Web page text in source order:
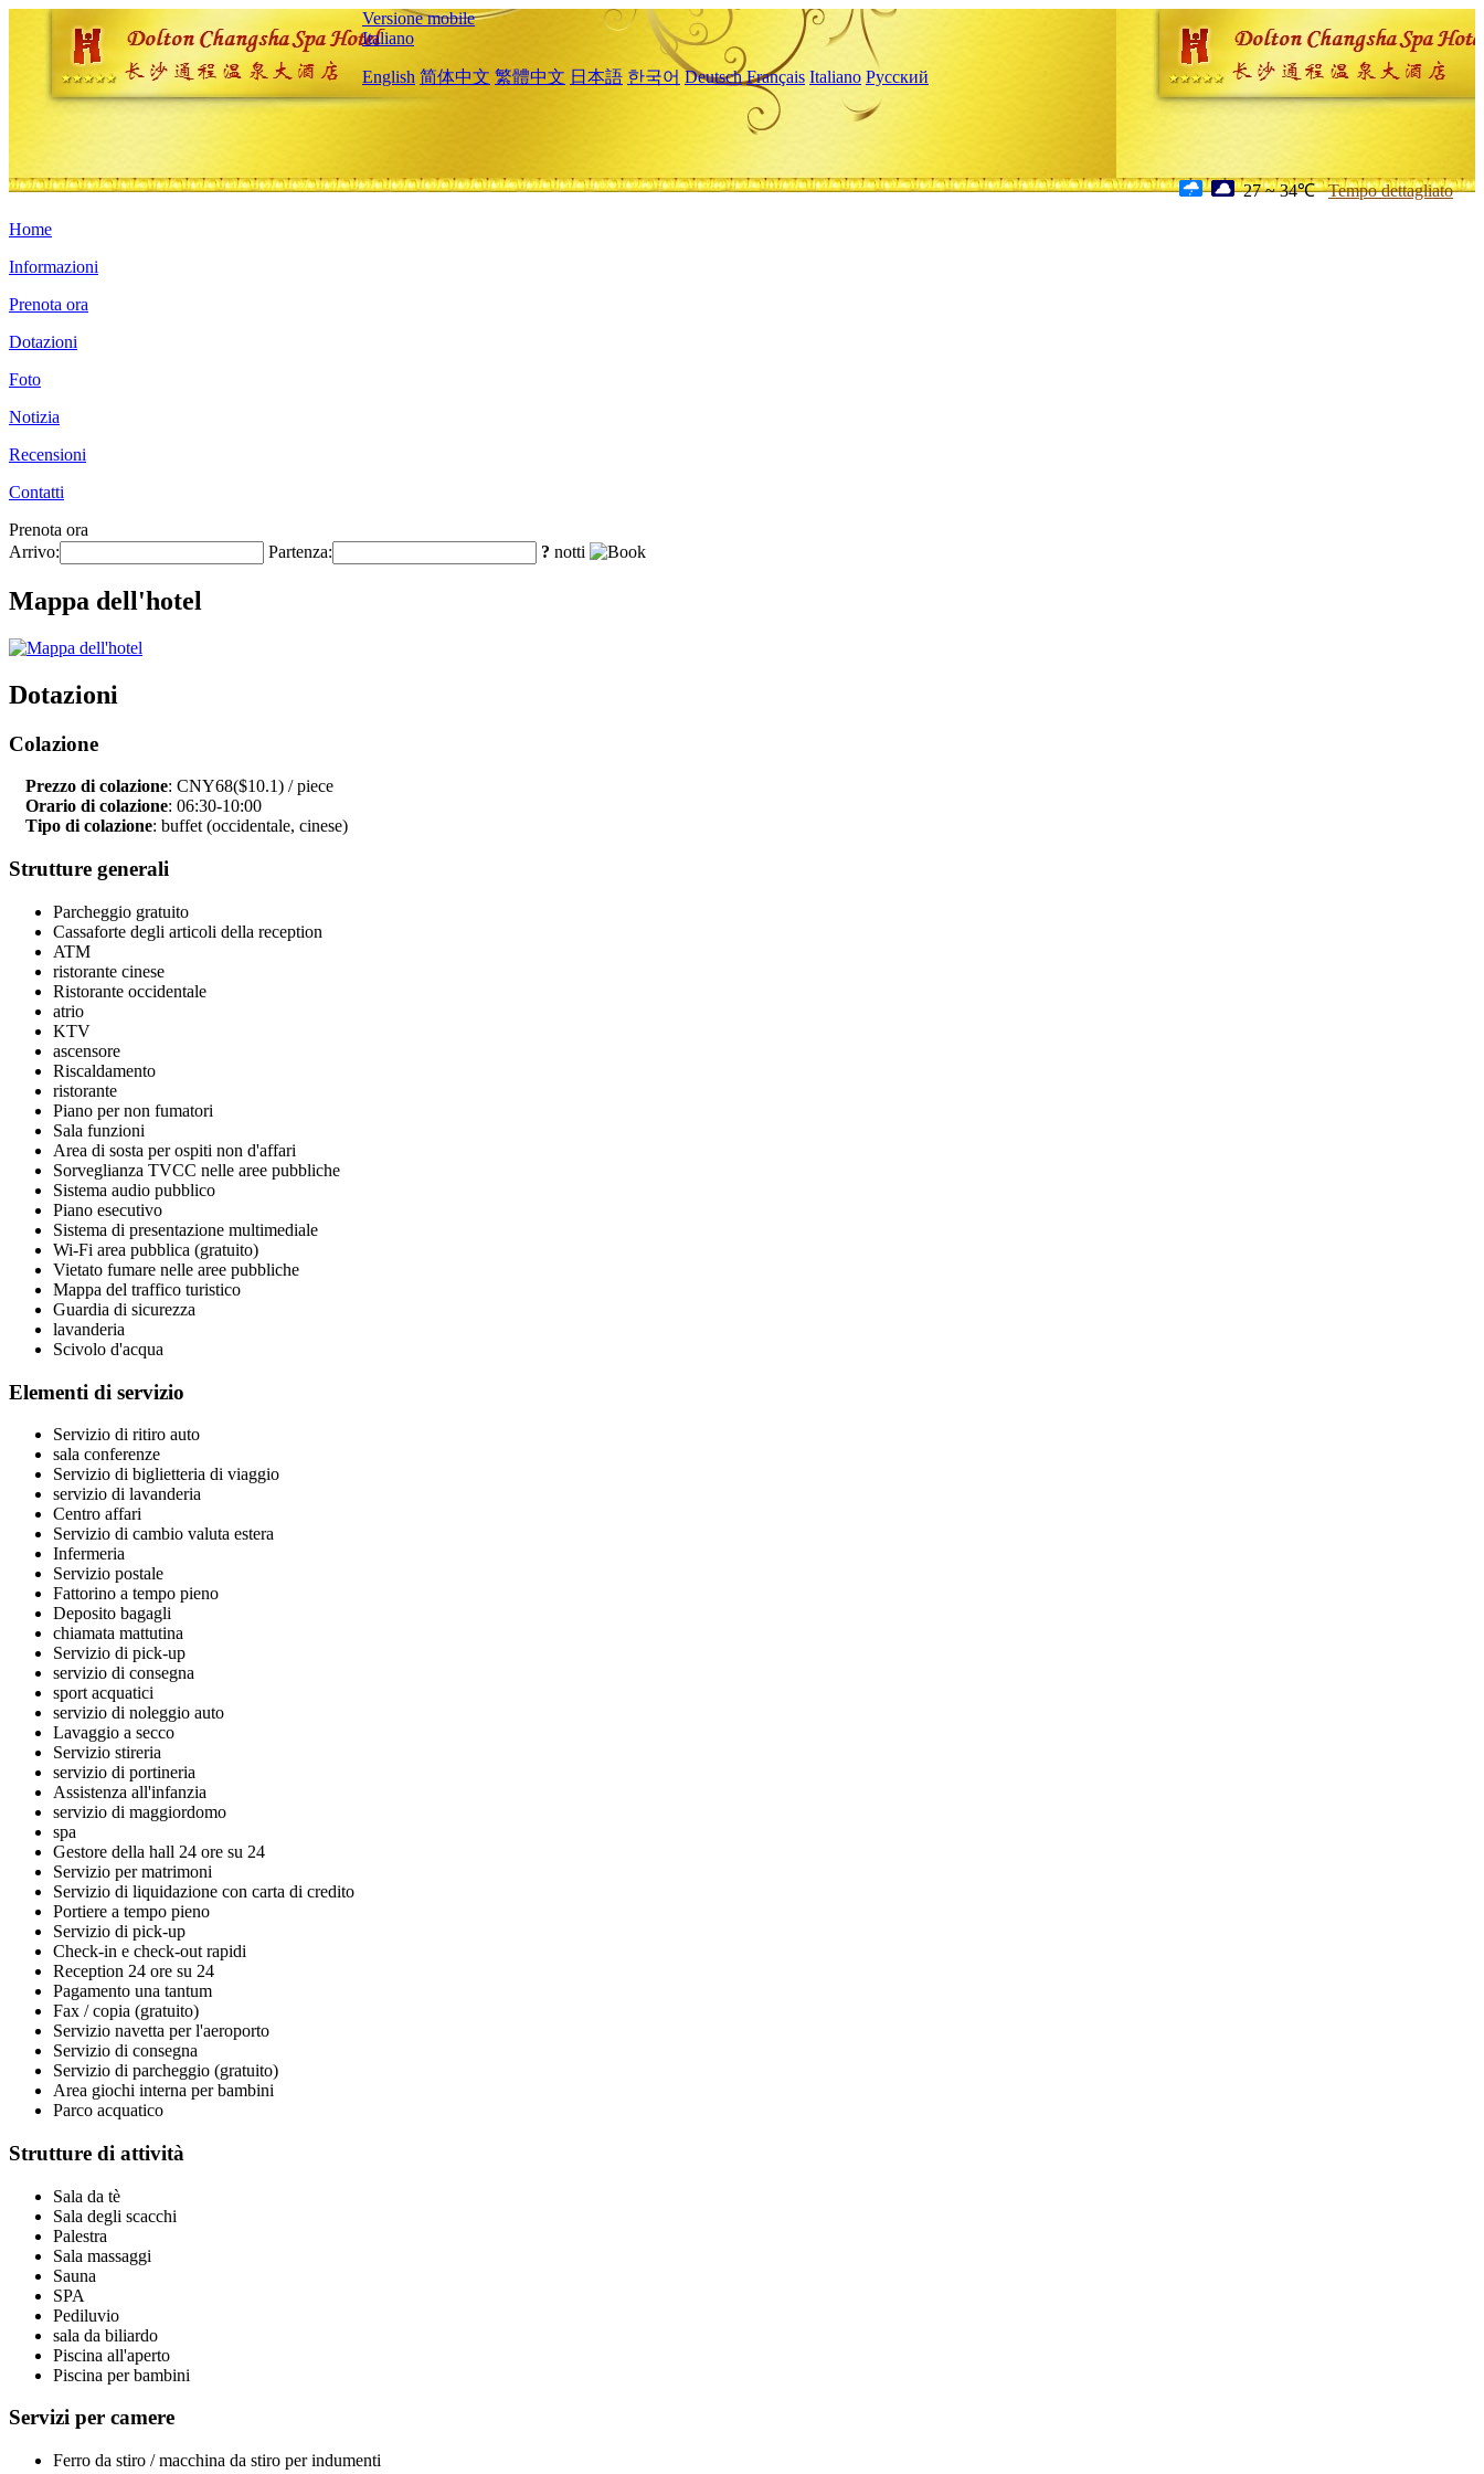
Versione mobile
Italiano
English 简体中文 繁體中文 日本語 한국어 Deutsch Français Italiano Русский
27 ~ 34℃ Tempo dettagliato
Home
Informazioni
Prenota ora
Dotazioni
Foto
Notizia
Recensioni
Contatti
Prenota ora
Arrivo:
Partenza: ? notti
Mappa dell'hotel
Dotazioni
Colazione
Prezzo di colazione: CNY68($10.1) / piece
Orario di colazione: 06:30-10:00
Tipo di colazione: buffet (occidentale, cinese)
Strutture generali
Parcheggio gratuito
Cassaforte degli articoli della reception
ATM
ristorante cinese
Ristorante occidentale
atrio
KTV
ascensore
Riscaldamento
ristorante
Piano per non fumatori
Sala funzioni
Area di sosta per ospiti non d'affari
Sorveglianza TVCC nelle aree pubbliche
Sistema audio pubblico
Piano esecutivo
Sistema di presentazione multimediale
Wi-Fi area pubblica (gratuito)
Vietato fumare nelle aree pubbliche
Mappa del traffico turistico
Guardia di sicurezza
lavanderia
Scivolo d'acqua
Elementi di servizio
Servizio di ritiro auto
sala conferenze
Servizio di biglietteria di viaggio
servizio di lavanderia
Centro affari
Servizio di cambio valuta estera
Infermeria
Servizio postale
Fattorino a tempo pieno
Deposito bagagli
chiamata mattutina
Servizio di pick-up
servizio di consegna
sport acquatici
servizio di noleggio auto
Lavaggio a secco
Servizio stireria
servizio di portineria
Assistenza all'infanzia
servizio di maggiordomo
spa
Gestore della hall 24 ore su 24
Servizio per matrimoni
Servizio di liquidazione con carta di credito
Portiere a tempo pieno
Servizio di pick-up
Check-in e check-out rapidi
Reception 24 ore su 24
Pagamento una tantum
Fax / copia (gratuito)
Servizio navetta per l'aeroporto
Servizio di consegna
Servizio di parcheggio (gratuito)
Area giochi interna per bambini
Parco acquatico
Strutture di attività
Sala da tè
Sala degli scacchi
Palestra
Sala massaggi
Sauna
SPA
Pediluvio
sala da biliardo
Piscina all'aperto
Piscina per bambini
Servizi per camere
Ferro da stiro / macchina da stiro per indumenti